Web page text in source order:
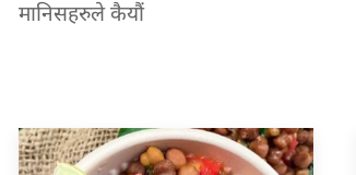
मानिसहरुले कैयौं